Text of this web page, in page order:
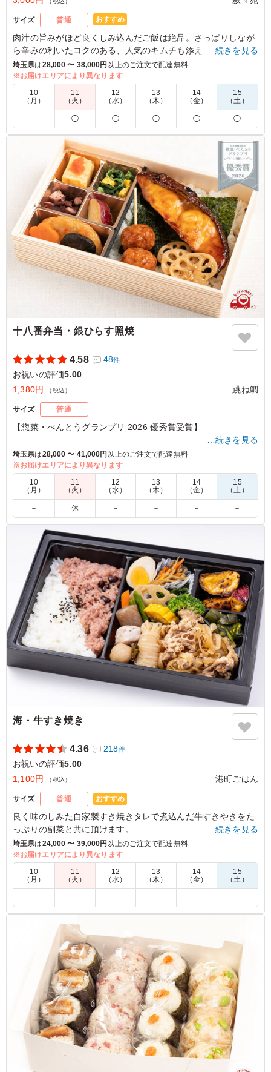
サイズ 普通 おすすめ
肉汁の旨みがほど良くしみ込んだご飯は絶品。さっぱりしなが
ら辛みの利いたコクのある、人気のキムチも添えています。
※ニンニクの有・無がお選び頂けます。下記プルダウンよりお
選びください。
そのままでも美味しいと思いますが、少しレンジで温め
て、添付のタレをかけていただきました。お肉が柔らかく
てとても美味しかったです。付け合わせのキムチも美味し
くて、お豆は甘く煮てあり箸休めになりました。大満足で
す。
ご利用シーン：お祝い›記念日
千葉県市川市曽谷2026/05/24
…続きを見る
埼玉県は28,000 〜 38,000円以上のご注文で配達無料
※お届けエリアにより異なります
10
（月）
11
（火）
12
（水）
13
（木）
14
（金）
15
（土）
－ ◯ ◯ ◯ ◯ ◯
十八番弁当・銀ひらす照焼
4.58 48件
お祝いの評価5.00
1,380円
（税込） 跳ね鯛
サイズ 普通
【惣菜・べんとうグランプリ 2026 優秀賞受賞】
跳ね鯛のここ一番！十八番弁当シリーズ！
「銀ひらす照焼き」は跳ね鯛 豊洲店、人気NO.1焼魚。
銀ひらすの脂のりもほどよく、食べやすいのが特徴です。
味・品位・コスト・見た目の豪華さなど全てのバランスが良い
お弁当です。ご注文された方皆様方より高い評価を頂いており
ます。
5.0
このお弁当の主役とも言えるお魚が大変おいしかったで
す。 彩りもバランス良く、見た目も素晴らしいです。 高
齢の方にもオススメのメニューだと感じました。 成人男
性にはボリュームが物足りないかもしれません。
ご利用シーン：お祝い›誕生日
東京都江東区有明2023/03/19
…続きを見る
埼玉県は28,000 〜 41,000円 以上のご注文で配達無料
※お届けエリアにより異なります
10
（月）
11
（火）
12
（水）
13
（木）
14
（金）
15
（土）
－ 休 － － － －
海・牛すき焼き
4.36 218件
お祝いの評価5.00
1,100円
（税込） 港町ごはん
サイズ 普通 おすすめ
良く味のしみた自家製すき焼きタレで煮込んだ牛すきやきをた
っぷりの副菜と共に頂けます。
※ご飯の種類を下記プルダウンよりお選びください。
4.0 板橋区立舟渡小学校
職員のお疲れ様会のお弁当に。 ◯紅白のご飯、牛肉、副
菜、大学芋と彩り鮮やかです。 お肉も柔らか! △量は、
男性にはやや物足りないです。女性には適量。 温かさ
があるとなお良いです。 ◎直前に数の変更があったので
すが、早々に対応してくださりありがとうございます。
ご利用シーン：お祝い›卒業式
東京都板橋区舟渡2024/03/26
…続きを見る
埼玉県は24,000 〜 39,000円 以上のご注文で配達無料
※お届けエリアにより異なります
10
（月）
11
（火）
12
（水）
13
（木）
14
（金）
15
（土）
－ － － － － －